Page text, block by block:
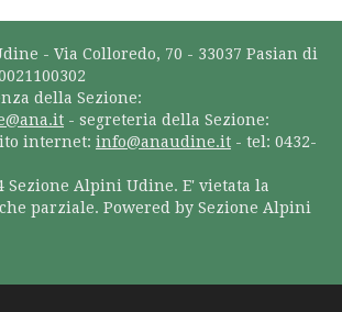
- Via Colloredo, 70 - 33037 Pasian di
della Sezione:
- segreteria della Sezione:
internet: info@anaudine.it - tel: 0432-
Sezione Alpini Udine. E' vietata la
parziale. Powered by Sezione Alpini